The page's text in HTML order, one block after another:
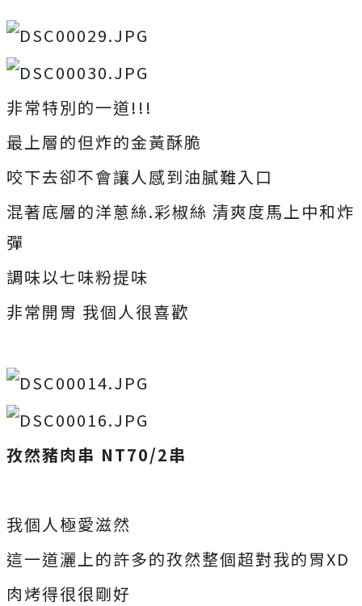
非常特別的一道!!!
最上層的但炸的金黃酥脆
咬下去卻不會讓人感到油膩難入口
混著底層的洋蔥絲.彩椒絲 清爽度馬上中和炸
彈
調味以七味粉提味
非常開胃 我個人很喜歡
孜然豬肉串 NT70/2串
我個人極愛滋然
這一道灑上的許多的孜然整個超對我的胃XD
肉烤得很很剛好